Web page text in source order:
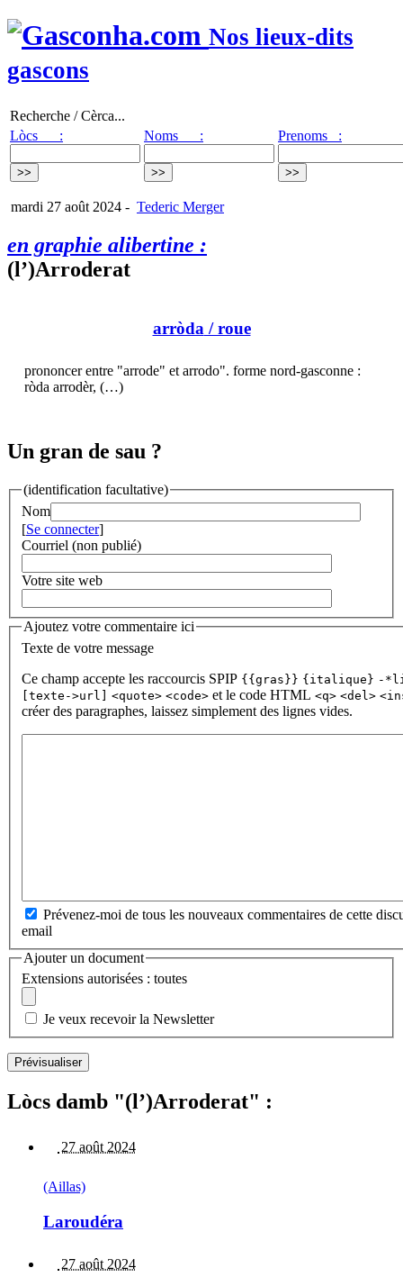
Nos lieux-dits
gascons
Recherche / Cèrca...
Lòcs :
Noms : Prenoms :
mardi 27 août 2024 - Tederic Merger
en graphie alibertine :
(l’)Arroderat
arròda/ roue
prononcer entre "arrode" et arrodo". forme nord-gasconne :
ròda arrodèr, (…)
Un gran de sau ?
(identification facultative)
Nom
[Se connecter]
Courriel (non publié)
Votre site web
Ajoutez votre commentaire ici
Texte de votre message
Ce champ accepte les raccourcis SPIP {{gras}} {italique} -
[texte->url] <quote> <code> et le code HTML <q> <del>
créer des paragraphes, laissez simplement des lignes vides.
Prévenez-moi de tous les nouveaux commentaires de cette
email
Ajouter un document
Extensions autorisées : toutes
Je veux recevoir la Newsletter
Lòcs damb "(l’)Arroderat" :
27 août 2024
(Aillas)
Laroudéra
27 août 2024